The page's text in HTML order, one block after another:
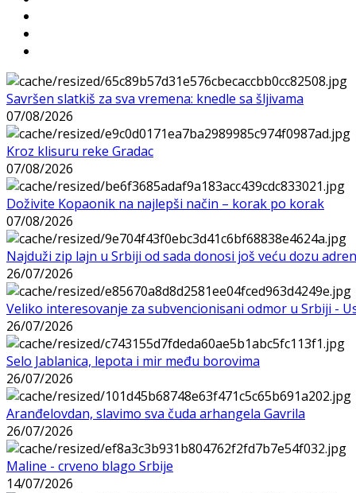
Savršen slatkiš za sva vremena: knedle sa šljivama
07/08/2026
Kroz klisuru reke Gradac
07/08/2026
Doživite Kopaonik na najlepši način – korak po korak
07/08/2026
Najduži zip lajn u Srbiji od sada donosi još veću dozu
26/07/2026
Veliko interesovanje za subvencionisani odmor u Srbiji -
26/07/2026
Selo Jablanica, lepota i mir među borovima
26/07/2026
Aranđelovdan, slavimo sva čuda arhangela Gavrila
26/07/2026
Maline - crveno blago Srbije
14/07/2026